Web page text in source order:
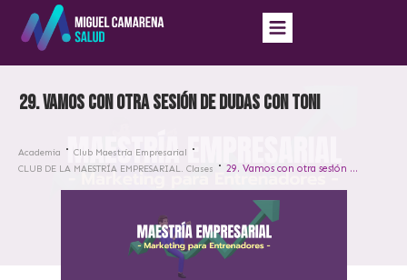
29. Vamos con otra sesión de dudas con Toni
Academia
Club Maestría Empresarial
CLUB DE LA MAESTRÍA EMPRESARIAL. Clases
29. Vamos con otra sesión de dudas con Toni